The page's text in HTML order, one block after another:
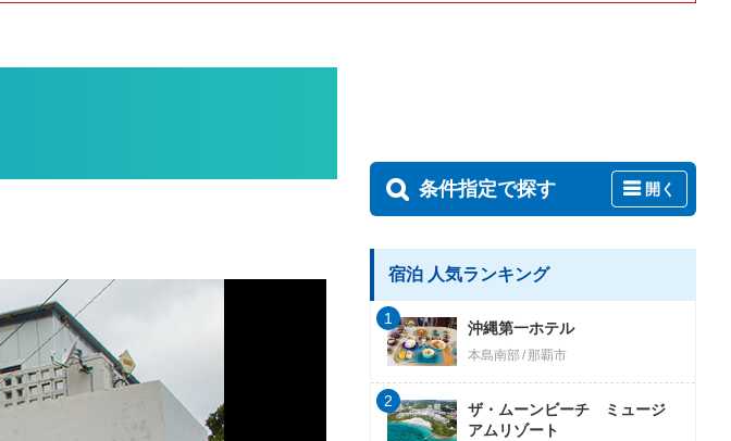
条件指定で探す 開く
宿泊 人気ランキング
沖縄第一ホテル
本島南部 那覇市
1
ザ・ムーンビーチ ミュージ
アムリゾート
2